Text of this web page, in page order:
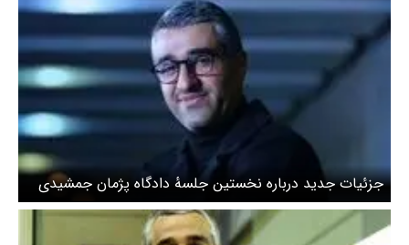
‌جزئیات جدید درباره نخستین جلسهٔ دادگاه پژمان جمشیدی